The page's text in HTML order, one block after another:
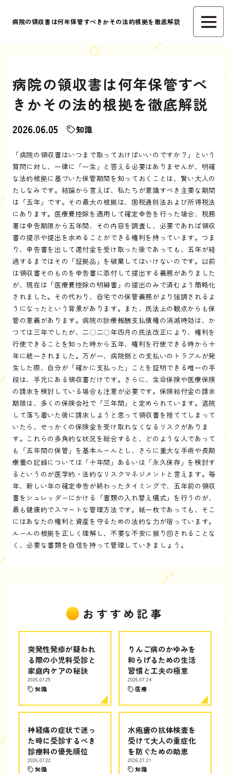
病院の領収書は何年保管すべきかその法的根拠を徹底解説
病院の領収書は何年保管すべ
きかその法的根拠を徹底解説
2026.06.05 知識
「病院の領収書はいつまで取っておけばいいのですか？」という
質問に対し、一律に「一生」と答える必要はありませんが、明確
な法的根拠に基づいた保管期間を知っておくことは、賢い大人の
たしなみです。結論から言えば、私たちが意識すべき主要な期間
は「五年」です。その最大の根拠は、国税通則法および所得税法
にあります。医療費控除を適用して確定申告を行った場合、税務
署は申告期限から五年間、その内容を調査し、必要であれば領収
書の提示や提出を求めることができる権利を持っています。つま
り、申告書を出して還付金を受け取った後であっても、五年が経
過するまではその「証拠品」を破棄してはいけないのです。以前
は領収書そのものを申告書に添付して提出する義務がありました
が、現在は「医療費控除の明細書」の提出のみで済むよう簡略化
されました。その代わり、自宅での保管義務がより強調されるよ
うになったという背景があります。また、民法上の観点からも保
管の意義があります。病院の診療報酬支払債権の消滅時効は、か
つては三年でしたが、二〇二〇年四月の民法改正により、権利を
行使できることを知った時から五年、権利を行使できる時から十
年に統一されました。万が一、病院側との支払いのトラブルが発
生した際、自分が「確かに支払った」ことを証明できる唯一の手
段は、手元にある領収書だけです。さらに、生命保険や医療保険
の請求を検討している場合も注意が必要です。保険給付金の請求
期限は、多くの保険会社で「三年間」と定められています。退院
して落ち着いた後に請求しようと思って領収書を捨ててしまって
いたら、せっかくの保険金を受け取れなくなるリスクがありま
す。これらの多角的な状況を総合すると、どのような人であって
も「五年間の保管」を基本ルールとし、さらに重大な手術や長期
療養の記録については「十年間」あるいは「永久保存」を検討す
るというのが医学的・法的なリスクマネジメントと言えます。毎
年、新しい年の確定申告が終わったタイミングで、五年前の領収
書をシュレッダーにかける「書類の入れ替え儀式」を行うのが、
最も健康的でスマートな管理方法です。紙一枚であっても、そこ
にはあなたの権利と資産を守るための法的な力が宿っています。
ルールの根拠を正しく理解し、不要な不安に振り回されることな
く、必要な書類を自信を持って管理していきましょう。
おすすめ記事
突発性発疹が疑われ
る際の小児科受診と
家庭内ケアの秘訣
2026.07.25
知識
りんご病のかゆみを
和らげるための生活
習慣と工夫の極意
2026.07.24
医療
神経痛の症状で迷っ
た時に受診するべき
診療科の優先順位
2026.07.22
知識
水疱瘡の抗体検査を
受けて大人の重症化
を防ぐための助恵
2026.07.21
知識